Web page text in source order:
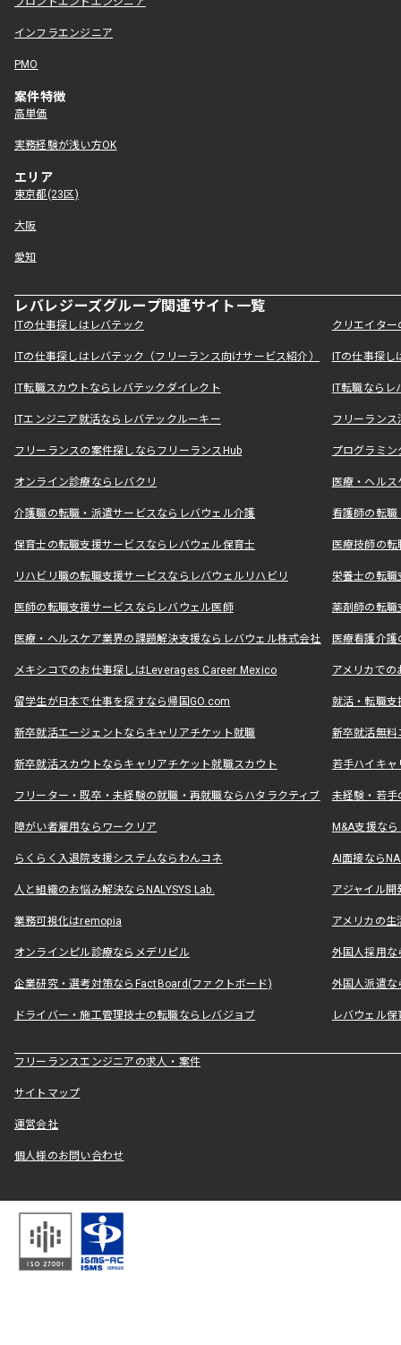
インフラエンジニア
PMO
案件特徴
高単価
実務経験が浅い方OK
エリア
東京都(23区)
大阪
愛知
レバレジーズグループ関連サイト一覧
ITの仕事探しはレバテック クリエイタ
ITの仕事探しはレバテック（フリーランス向けサービス紹介） ITの仕事探
IT転職スカウトならレバテックダイレクト IT転職なら
ITエンジニア就活ならレバテックルーキー フリーラン
フリーランスの案件探しならフリーランスHub プログラミ
オンライン診療ならレバクリ 医療・ヘル
介護職の転職・派遣サービスならレバウェル介護 看護師の転
保育士の転職支援サービスならレバウェル保育士 医療技師の
リハビリ職の転職支援サービスならレバウェルリハビリ 栄養士の転
医師の転職支援サービスならレバウェル医師 薬剤師の転
医療・ヘルスケア業界の課題解決支援ならレバウェル株式会社 医療看護介
メキシコでのお仕事探しはLeverages Career Mexico アメリカで
留学生が日本で仕事を探すなら帰国GO.com 就活・転職
新卒就活エージェントならキャリアチケット就職 新卒就活無料
新卒就活スカウトならキャリアチケット就職スカウト 若手ハイキ
フリーター・既卒・未経験の就職・再就職ならハタラクティブ 未経験・若手
障がい者雇用ならワークリア M&A支援な
らくらく入退院支援システムならわんコネ AI面接なら
人と組織のお悩み解決ならNALYSYS Lab. アジャイル
業務可視化はremopia アメリカの
オンラインピル診療ならメデリピル 外国人採用
企業研究・選考対策ならFactBoard(ファクトボード) 外国人派遣な
ドライバー・施工管理技士の転職ならレバジョブ レバウェル
フリーランスエンジニアの求人・案件
サイトマップ
運営会社
個人様のお問い合わせ